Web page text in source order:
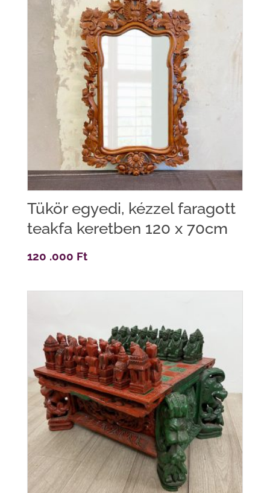
Tükör egyedi, kézzel faragott
teakfa keretben 120 x 70cm
120 .000 Ft